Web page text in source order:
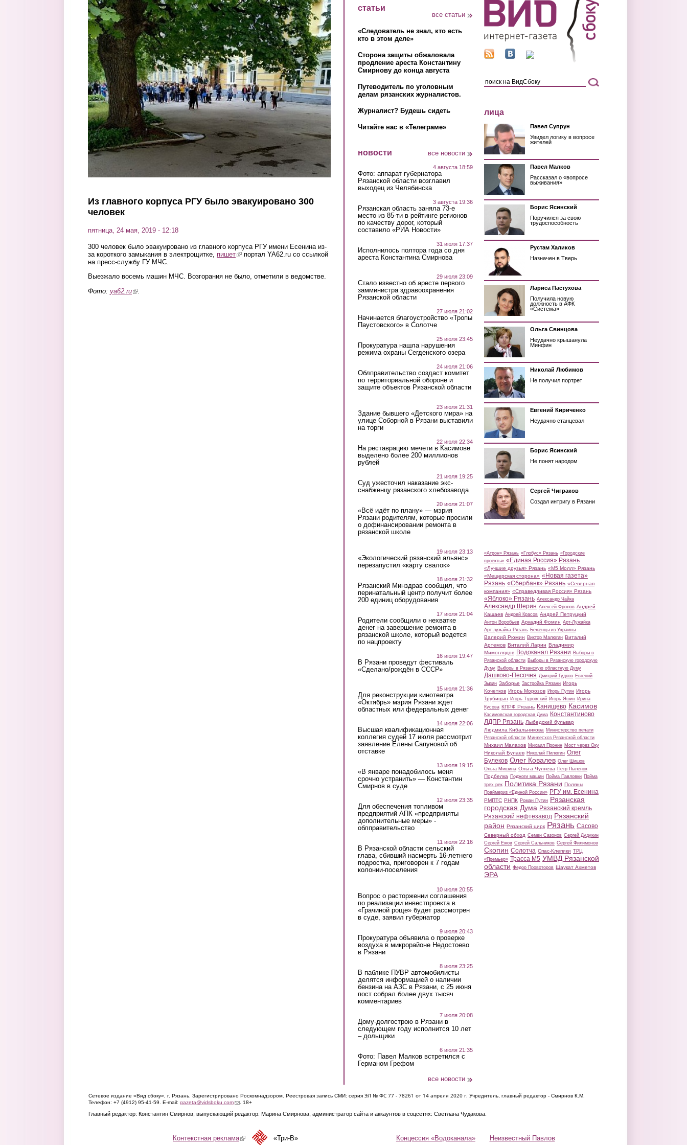
Перейти к основному содержанию
Из главного корпуса РГУ было эвакуировано 300
человек
пятница, 24 мая, 2019 - 12:18
300 человек было эвакуировано из главного корпуса РГУ имени Есенина из-
за короткого замыкания в электрощитке, пишет(link is external)
портал YA62.ru со ссылкой
на пресс-службу ГУ МЧС.
Выезжало восемь машин МЧС. Возгорания не было, отметили в ведомстве.
Фото: ya62.ru(link is external)
статьи
все статьи
«Следователь не знал, кто есть
кто в этом деле»
Сторона защиты обжаловала
продление ареста Константину
Смирнову до конца августа
Путеводитель по уголовным
делам рязанских журналистов.
Журналист? Будешь сидеть
Читайте нас в «Телеграме»
новости все новости
4 августа 18:59
Фото: аппарат губернатора
Рязанской области возглавил
выходец из Челябинска
3 августа 19:36
Рязанская область заняла 73-е
место из 85-ти в рейтинге регионов
по качеству дорог, который
составило «РИА Новости»
31 июля 17:37
Исполнилось полтора года со дня
ареста Константина Смирнова
29 июля 23:09
Стало известно об аресте первого
замминистра здравоохранения
Рязанской области
27 июля 21:02
Начинается благоустройство «Тропы
Паустовского» в Солотче
25 июля 23:45
Прокуратура нашла нарушения
режима охраны Сегденского озера
24 июля 21:06
Облправительство создаст комитет
по территориальной обороне и
защите объектов Рязанской области
23 июля 21:31
Здание бывшего «Детского мира» на
улице Соборной в Рязани выставили
на торги
22 июля 22:34
На реставрацию мечети в Касимове
выделено более 200 миллионов
рублей
21 июля 19:25
Суд ужесточил наказание экс-
снабженцу рязанского хлебозавода
20 июля 21:07
«Всё идёт по плану» — мэрия
Рязани родителям, которые просили
о дофинансировании ремонта в
рязанской школе
19 июля 23:13
«Экологический рязанский альянс»
перезапустил «карту свалок»
18 июля 21:32
Рязанский Минздрав сообщил, что
перинатальный центр получит более
200 единиц оборудования
17 июля 21:04
Родители сообщили о нехватке
денег на завершение ремонта в
рязанской школе, который ведется
по нацпроекту
16 июля 19:47
В Рязани проведут фестиваль
«Сделано/рождён в СССР»
15 июля 21:36
Для реконструкции кинотеатра
«Октябрь» мэрия Рязани ждет
областных или федеральных денег
14 июля 22:06
Высшая квалификационная
коллегия судей 17 июля рассмотрит
заявление Елены Сапуновой об
отставке
13 июля 19:15
«В январе понадобилось меня
срочно устранить» — Константин
Смирнов в суде
12 июля 23:35
Для обеспечения топливом
предприятий АПК «предприняты
дополнительные меры» -
облправительство
11 июля 22:16
В Рязанской области сельский
глава, сбивший насмерть 16-летнего
подростка, приговорен к 7 годам
колонии-поселения
10 июля 20:55
Вопрос о расторжении соглашения
по реализации инвестпроекта в
«Грачиной роще» будет рассмотрен
в суде, заявил губернатор
9 июля 20:43
Прокуратура объявила о проверке
воздуха в микрорайоне Недостоево
в Рязани
8 июля 23:25
В паблике ПУВР автомобилисты
делятся информацией о наличии
бензина на АЗС в Рязани, с 25 июня
пост собрал более двух тысяч
комментариев
7 июля 20:08
Дому-долгострою в Рязани в
следующем году исполнится 10 лет
– дольщики
6 июля 21:35
Фото: Павел Малков встретился с
Германом Грефом
все новости
лица
Павел Супрун
Увидел логику в вопросе
жителей
Павел Малков
Рассказал о «вопросе
выживания»
Борис Ясинский
Поручился за свою
трудоспособность
Рустам Халиков
Назначен в Тверь
Лариса Пастухова
Получила новую
должность в АФК
«Система»
Ольга Свинцова
Неудачно крышанула
Минфин
Николай Любимов
Не получил портрет
Евгений Кириченко
Неудачно станцевал
Борис Ясинский
Не понят народом
Сергей Чиграков
Создал интригу в Рязани
«Атрон» Рязань «Глобус» Рязань «Городские
проекты» «Единая Россия» Рязань
«Лучшие друзья» Рязань «М5 Молл» Рязань
«Мещерская сторона» «Новая газета»
Рязань «Сбербанк» Рязань «Северная
компания» «Справедливая Россия» Рязань
«Яблоко» Рязань Александр Чайка
Александр Шерин Алексей Фролов Андрей
Кашаев Андрей Красов Андрей Петруцкий
Антон Воробьев Аркадий Фомин Арт-Лужайка
Арт-лужайка Рязань Беженцы из Украины
Валерий Рюмин Виктор Малюгин Виталий
Артемов Виталий Ларин Владимир
Мимоглядов Водоканал Рязани Выборы в
Рязанской области Выборы в Рязанскую городскую
Думу Выборы в Рязанскую областную Думу
Дашково-Песочня Дмитрий Гудков Евгений
Зызин Заборье Застройка Рязани Игорь
Кочетков Игорь Морозов Игорь Путин Игорь
Трубицын Игорь Туровский Игорь Яшин Ирина
Кусова КПРФ Рязань Канищево Касимов
Касимовская городская Дума Константиново
ЛДПР Рязань Лыбедский бульвар
Людмила Кибальникова Министерство печати
Рязанской области Минлесхоз Рязанской области
Михаил Малахов Михаил Пронин Мост через Оку
Николай Булаев Николай Пилюгин Олег
Булеков Олег Ковалев Олег Шишов
Ольга Мишина Ольга Чуляева Петр Пыленок
Подбелка Поджоги машин Пойма Павловки Пойма
трех рек Политика Рязани Поляны
Праймериз «Единой России» РГУ им. Есенина
РМПТС РНПК Роман Путин Рязанская
городская Дума Рязанский кремль
Рязанский нефтезавод Рязанский
район Рязанский цирк Рязань Сасово
Северный обход Семен Сазонов Сергей Дудукин
Сергей Ежов Сергей Сальников Сергей Филимонов
Скопин Солотча Спас-Клепики ТРЦ
«Премьер» Трасса М5 УМВД Рязанской
области Федор Провоторов Шаукат Ахметов
ЭРА
Сетевое издание «Вид сбоку», г. Рязань. Зарегистрировано Роскомнадзором. Реестровая запись СМИ: серия ЭЛ № ФС 77 - 78261 от 14 апреля 2020 г. Учредитель, главный редактор - Смирнов К.М.
Телефон: +7 (4912) 95-41-59. E-mail: gazeta@vidsboku.com(link sends e-mail)
. 18+
Главный редактор: Константин Смирнов, выпускающий редактор: Марина Смирнова, администратор сайта и аккаунтов в соцсетях: Светлана Чудакова.
Концессия «Водоканала» Неизвестный Павлов
Контекстная реклама(link is external)«Три-В»